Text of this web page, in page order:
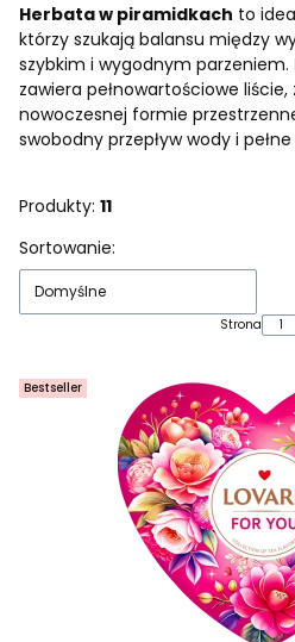
Herbata w piramidkach to
którzy szukają balansu między
szybkim i wygodnym parzeniem.
zawiera pełnowartościowe
nowoczesnej formie
swobodny przepływ wody i
Produkty: 11
Lista produktów
Sortowanie:
Domyślne
Strona
Bestseller